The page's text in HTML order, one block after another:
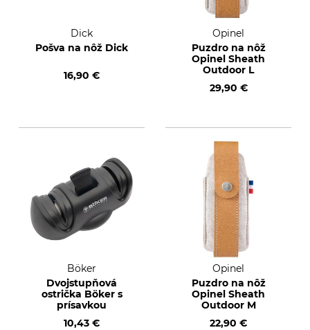
Dick
Pošva na nôž Dick
16,90 €
Opinel
Puzdro na nôž
Opinel Sheath
Outdoor L
29,90 €
Böker
Dvojstupňová
ostrička Böker s
prísavkou
10,43 €
Opinel
Puzdro na nôž
Opinel Sheath
Outdoor M
22,90 €